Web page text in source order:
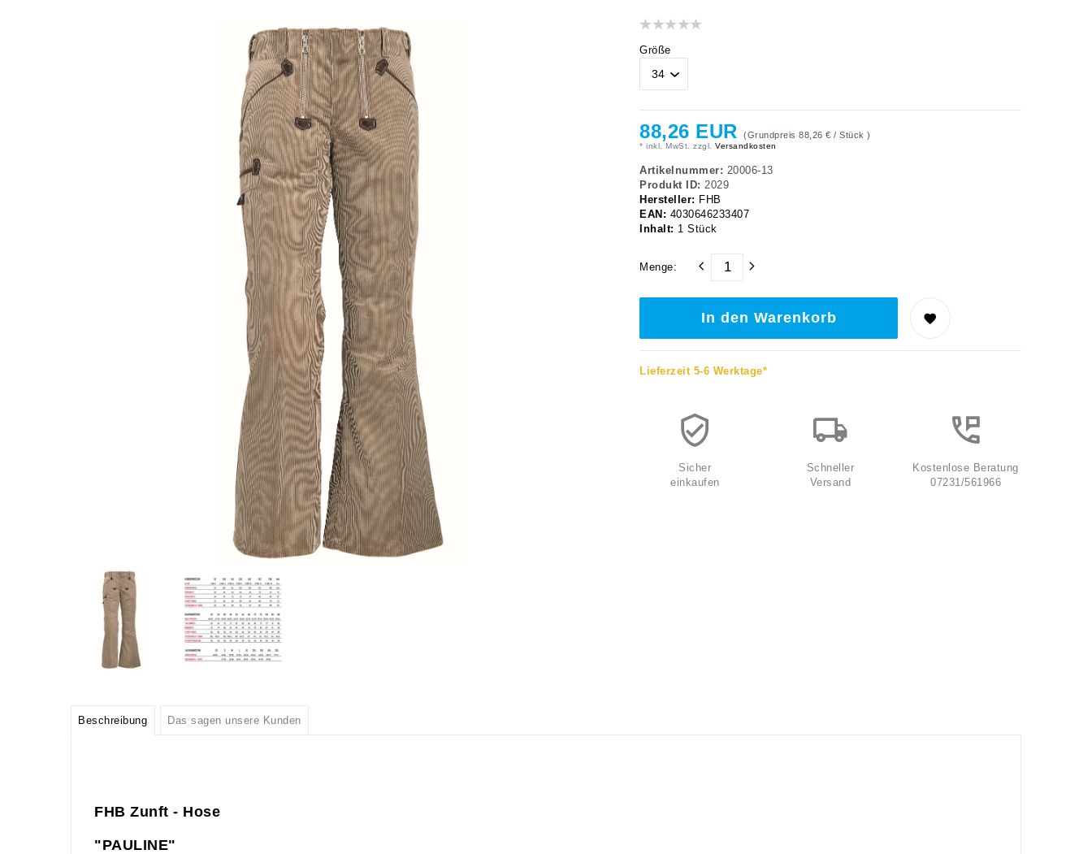
Größe
88,26 EUR (Grundpreis 88,26 € / Stück )
* inkl. MwSt. zzgl. Versandkosten
Artikelnummer: 20006-13
Produkt ID: 2029
Hersteller: FHB
EAN: 4030646233407
Inhalt: 1 Stück
Menge:
In den Warenkorb
Lieferzeit 5-6 Werktage*
Sicher
einkaufen
Schneller
Versand
Kostenlose Beratung
07231/561966
Beschreibung Das sagen unsere Kunden
FHB Zunft - Hose
"PAULINE"